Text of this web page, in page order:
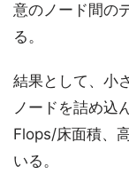
意のノード間の
る。
結果として、小
ノードを詰め込
Flops/床面積、
いる。